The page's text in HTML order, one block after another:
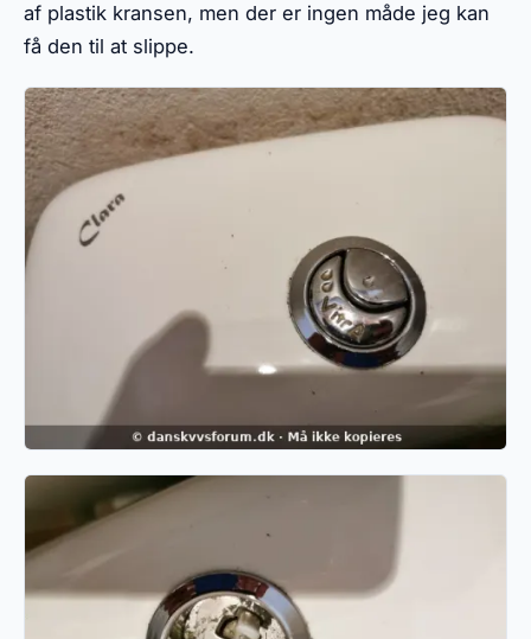
af plastik kransen, men der er ingen måde jeg kan
få den til at slippe.